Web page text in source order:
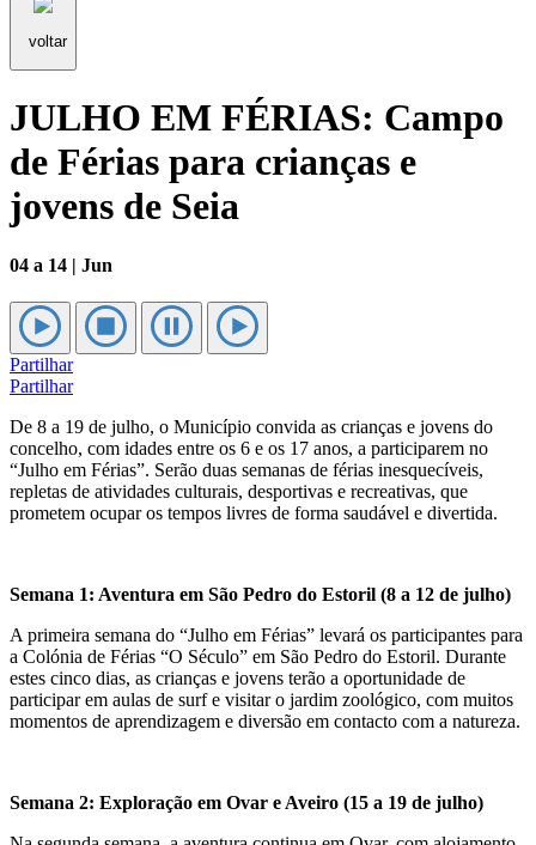
voltar
JULHO EM FÉRIAS: Campo
de Férias para crianças e
jovens de Seia
04 a 14 | Jun
Partilhar
Partilhar
De 8 a 19 de julho, o Município convida as crianças e jovens do
concelho, com idades entre os 6 e os 17 anos, a participarem no
“Julho em Férias”. Serão duas semanas de férias inesquecíveis,
repletas de atividades culturais, desportivas e recreativas, que
prometem ocupar os tempos livres de forma saudável e divertida.
Semana 1: Aventura em São Pedro do Estoril (8 a 12 de julho)
A primeira semana do “Julho em Férias” levará os participantes para
a Colónia de Férias “O Século” em São Pedro do Estoril. Durante
estes cinco dias, as crianças e jovens terão a oportunidade de
participar em aulas de surf e visitar o jardim zoológico, com muitos
momentos de aprendizagem e diversão em contacto com a natureza.
Semana 2: Exploração em Ovar e Aveiro (15 a 19 de julho)